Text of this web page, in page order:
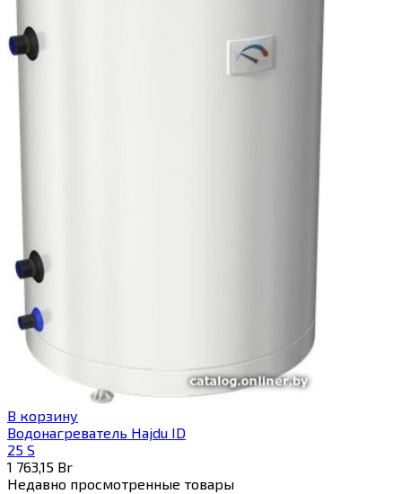
В корзину
Водонагреватель Hajdu ID
25 S
1 763,15 Br
Недавно просмотренные товары